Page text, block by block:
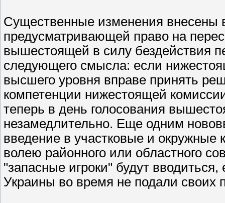
Существенные изменения внесены
предусматривающей право на
вышестоящей в силу бездействия
следующего смысла: если
высшего уровня вправе принять
компетенции нижестоящей
теперь в день голосования
незамедлительно. Еще одним
введение в участковые и
волею районного или областного
"запасные игроки" будут
Украины во время не подали своих